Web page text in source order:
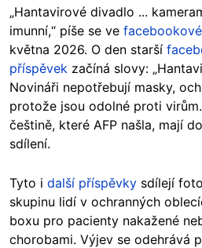
„Hantavirové divadlo ...
imunní,“ píše se ve
května 2026. O den starší
příspěvek začíná slovy:
Novináři nepotřebují masky,
protože jsou odolné proti
češtině, které AFP našla, mají
sdílení.
Tyto i další příspěvky sdílejí
skupinu lidí v ochranných
boxu pro pacienty nakažené
chorobami. Výjev se odehrává